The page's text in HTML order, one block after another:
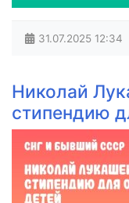
31.07.2025 12:34
Николай
стипендию